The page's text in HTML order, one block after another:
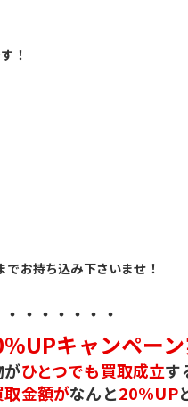
！
お持ち込み下さいませ！
・・・・・・
キャンペーン
がひとつでも買取成立す
金額がなんと20%UP